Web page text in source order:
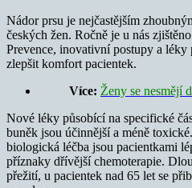
Nádor prsu je nejčastějším
českých žen. Ročně je u nás
Prevence, inovativní postupy a
zlepšit komfort pacientek.
Více: Ženy se nesmějí
Nové léky působící na specifické
buněk jsou účinnější a méně
biologická léčba jsou pacientkami
příznaky dřívější chemoterapie.
přežití, u pacientek nad 65 let se